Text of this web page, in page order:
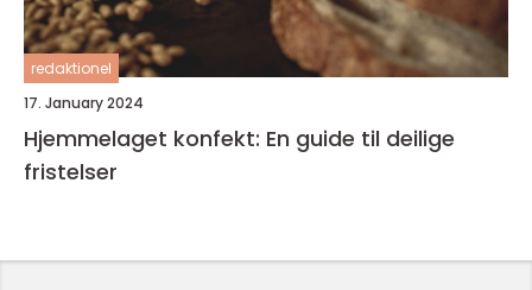
redaktionel
17. January 2024
Hjemmelaget konfekt: En guide til deilige
fristelser